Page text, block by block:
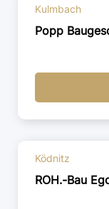
Kulmbach
Popp
Ködnitz
ROH.-Bau